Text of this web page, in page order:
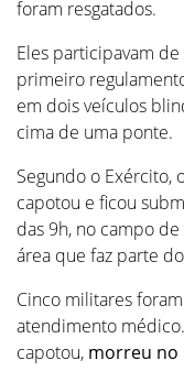
foram resgatados.
Eles participavam de
primeiro
em dois veículos
cima de uma ponte.
Segundo o
capotou e ficou
das 9h, no campo
área que faz parte
Cinco militares
atendimento
capotou, morreu no